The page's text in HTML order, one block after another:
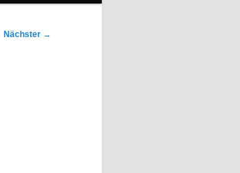
Nächster →